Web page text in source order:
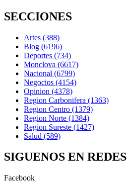
SECCIONES
Artes (388)
Blog (6196)
Deportes (734)
Monclova (6617)
Nacional (6799)
Negocios (4154)
Opinion (4378)
Region Carbonifera (1363)
Region Centro (1379)
Region Norte (1384)
Region Sureste (1427)
Salud (589)
SIGUENOS EN REDES
Facebook